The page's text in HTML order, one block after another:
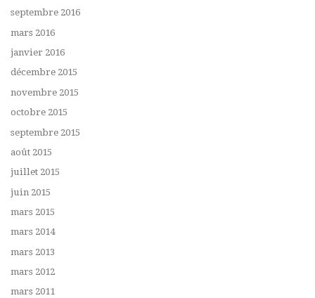
septembre 2016
mars 2016
janvier 2016
décembre 2015
novembre 2015
octobre 2015
septembre 2015
août 2015
juillet 2015
juin 2015
mars 2015
mars 2014
mars 2013
mars 2012
mars 2011